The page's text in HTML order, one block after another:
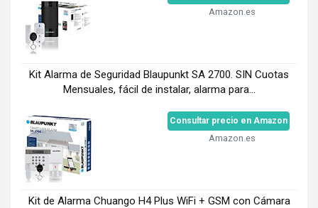
Amazon.es
Kit Alarma de Seguridad Blaupunkt SA 2700. SIN Cuotas
Mensuales, fácil de instalar, alarma para...
Consultar precio en Amazon
Amazon.es
Kit de Alarma Chuango H4 Plus WiFi + GSM con Cámara